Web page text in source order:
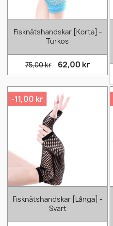
Fisknätshandskar [Korta] -
Turkos
75,00 kr 62,00 kr
Fisknätshandskar [Långa] -
Svart
-11,00 kr